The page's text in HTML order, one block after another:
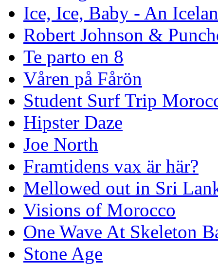
Ice, Ice, Baby - An
Robert Johnson &
Te parto en 8
Våren på Fårön
Student Surf Trip
Hipster Daze
Joe North
Framtidens vax är här?
Mellowed out in Sri
Visions of Morocco
One Wave At Skeleton
Stone Age